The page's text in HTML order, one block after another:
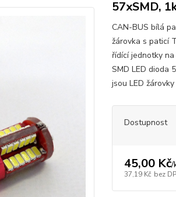
57xSMD,
CAN-BUS bílá
žárovka s paticí
řídící jednotky
SMD LED dioda
jsou LED
Dostupnost
45,00 Kč/
37,19 Kč bez